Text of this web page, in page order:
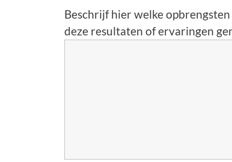
Beschrijf hier welke
deze resultaten of ervaringen